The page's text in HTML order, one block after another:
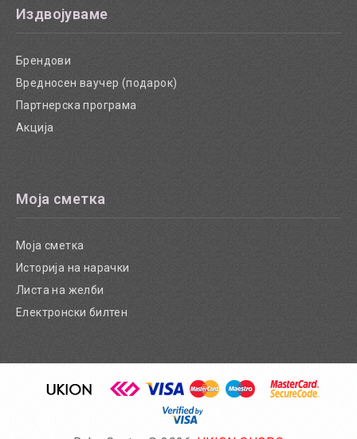
Издвојуваме
Брендови
Вредносен ваучер (подарок)
Партнерска програма
Акција
Моја сметка
Моја сметка
Историја на нарачки
Листа на желби
Електронски билтен